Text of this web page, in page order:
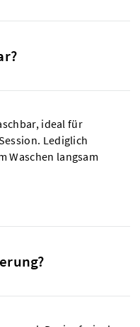
ideal für
Lediglich
Waschen langsam